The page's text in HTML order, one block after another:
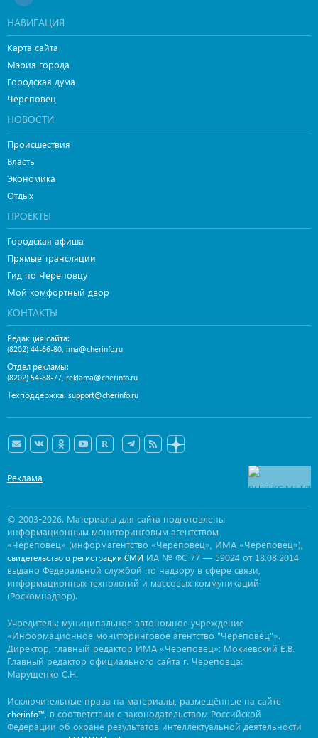
НАВИГАЦИЯ
Карта сайта
Мэрия города
Городская дума
Череповец
НОВОСТИ
Происшествия
Власть
Экономика
Отдых
ПРОЕКТЫ
Городская афиша
Прямые трансляции
Гид по Череповцу
Мой комфортный двор
КОНТАКТЫ
Редакция сайта:
(8202) 44-66-80 ima@cherinfo.ru
Отдел рекламы:
(8202) 54-88-77 reklama@cherinfo.ru
Техподдержка: support@cherinfo.ru
Реклама
© 2003-2026. Материалы для сайта подготовлены
информационным мониторинговым агентством
«Череповец» (информагентство «Череповец», ИМА «Череповец»),
свидетельство о регистрации СМИ ИА № ФС 77 — 59024 от 18.08.2014
выдано Федеральной службой по надзору в сфере связи,
информационных технологий и массовых коммуникаций
(Роскомнадзор).
Учредитель: муниципальное автономное учреждение
«Информационное мониторинговое агентство "Череповец"».
Директор, главный редактор ИМА «Череповец»: Мокиевский Е.В.
Главный редактор официального сайта г. Череповца:
Марущенко С.Н.
Исключительные права на материалы, размещённые на сайте
cherinfo™ , в соответствии с законодательством Российской
Федерации об охране результатов интеллектуальной деятельности